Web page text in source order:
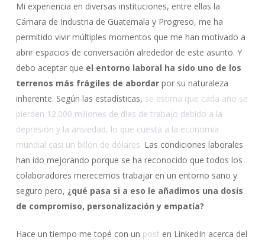
Mi experiencia en diversas instituciones, entre ellas la
Cámara de Industria de Guatemala y Progreso, me ha
permitido vivir múltiples momentos que me han motivado a
abrir espacios de conversación alrededor de este asunto. Y
debo aceptar que el entorno laboral ha sido uno de los
terrenos más frágiles de abordar por su naturaleza
inherente. Según las estadísticas, se estima que cada año se
pierden 12.000 millones de días de trabajo debido a la
depresión y la ansiedad, lo que cuesta a la economía
mundial casi un billón de dólares. Las condiciones laborales
han ido mejorando porque se ha reconocido que todos los
colaboradores merecemos trabajar en un entorno sano y
seguro pero, ¿qué pasa si a eso le añadimos una dosis
de compromiso, personalización y empatía?
Hace un tiempo me topé con un post en LinkedIn acerca del